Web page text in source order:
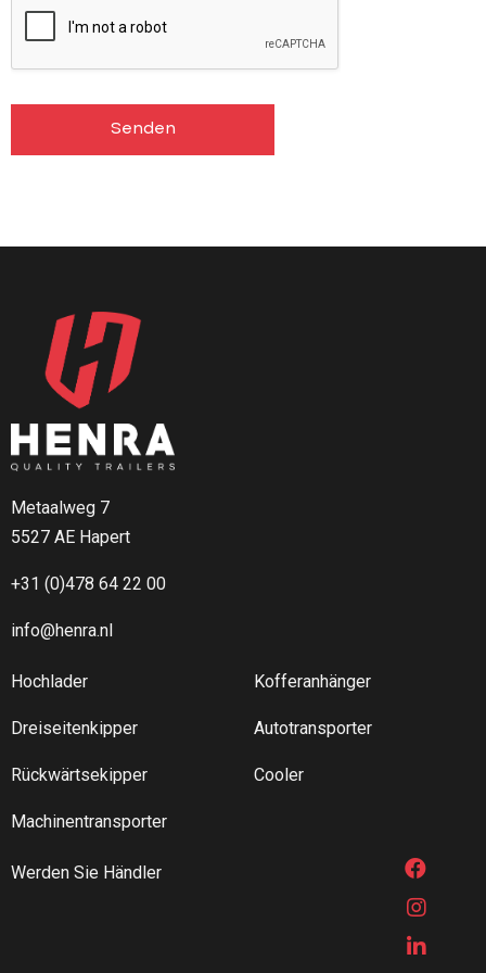
Embacher Landtechnik GmbH
Bauhofstraße 6
Kirchbichl 6322
Sproll Josef
Ortstrasse 54
EBERHARDZELL-DIETENWENGEN 88436
Duitsland
Telefon: 0049-7358466
5424.1 km
Lullier
10 route de l’épine
Bourguenolles 50800
Fax: 02 33 61 87 46
Email: contact@lullierlocation.fr
5426.3 km
Karl Wieland Maschinen, Fahrzeugbau und Landtechnik
Senden
Metaalweg 7
5527 AE Hapert
+31 (0)478 64 22 00
info@henra.nl
Hochlader
Dreiseitenkipper
Rückwärtsekipper
Machinentransporter
Kofferanhänger
Autotransporter
Cooler
Werden Sie Händler